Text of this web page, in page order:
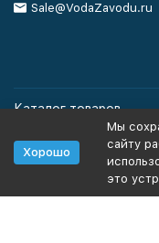
Sale@VodaZavodu.ru
Каталог товаров
Помощь
Хорошо
Мы
сайту
это